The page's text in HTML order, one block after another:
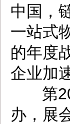
中国，
一站式
的年度
企业加
第20
办，展